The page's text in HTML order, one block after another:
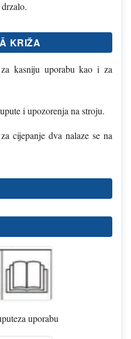
KRIŽA
kasniju uporabu kao i za
i upozorenja na stroju.
cijepanje dva nalaze se na
uporabu